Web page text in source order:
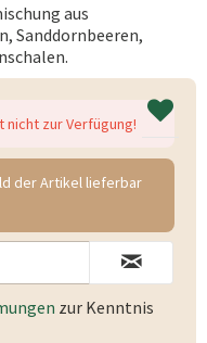
aus
Sanddornbeeren,
zur Verfügung!
der Artikel lieferbar
zur Kenntnis